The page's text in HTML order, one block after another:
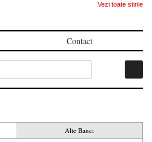
Vezi toate stirile
Contact
Alte Banci